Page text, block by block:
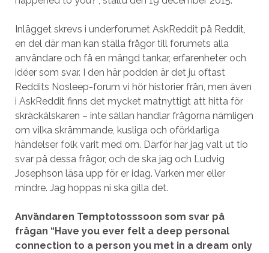
Inlägget skrevs i underforumet AskReddit på Reddit,
en del där man kan ställa frågor till forumets alla
användare och få en mängd tankar, erfarenheter och
idéer som svar. I den här podden är det ju oftast
Reddits Nosleep-forum vi hör historier från, men även
i AskReddit finns det mycket matnyttigt att hitta för
skräckälskaren – inte sällan handlar frågorna nämligen
om vilka skrämmande, kusliga och oförklarliga
händelser folk varit med om. Därför har jag valt ut tio
svar på dessa frågor, och de ska jag och Ludvig
Josephson läsa upp för er idag. Varken mer eller
mindre. Jag hoppas ni ska gilla det.
Användaren Temptotosssoon som svar på
frågan “Have you ever felt a deep personal
connection to a person you met in a dream only